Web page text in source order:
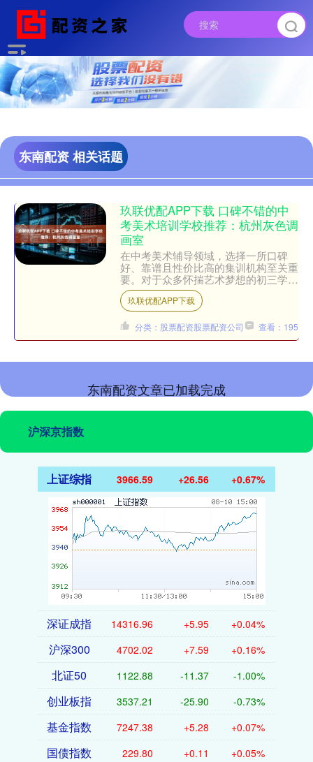
东南配资 相关话题
玖联优配APP下载 口碑不错的中
考美术培训学校推荐：杭州灰色调
画室
在中考美术辅导领域，选择一所口碑
好、靠谱且性价比高的集训机构至关重
要。对于众多怀揣艺术梦想的初三学生
及其家长来说，如何在众多的中考美术
培训学校中挑选出合适的学校....
玖联优配APP下载
分类：股票配资股票配资公司 查看：195
东南配资文章已加载完成
沪深京指数
上证综指 3966.59 +26.56 +0.67%
深证成指 14316.96 +5.95 +0.04%
沪深300 4702.02 +7.59 +0.16%
北证50 1122.88 -11.37 -1.00%
创业板指 3537.21 -25.90 -0.73%
基金指数 7247.38 +5.28 +0.07%
国债指数 229.80 +0.11 +0.05%